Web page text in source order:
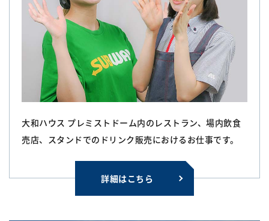
大和ハウス プレミストドーム内のレストラン、場内飲食
売店、スタンドでのドリンク販売におけるお仕事です。
詳細はこちら